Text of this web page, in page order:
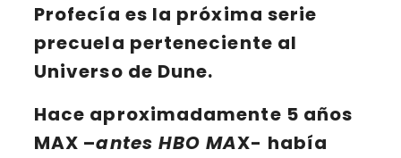
Profecía es la próxima serie
precuela perteneciente al
Universo de Dune.
Hace aproximadamente 5 años
MAX –antes HBO MAX- había